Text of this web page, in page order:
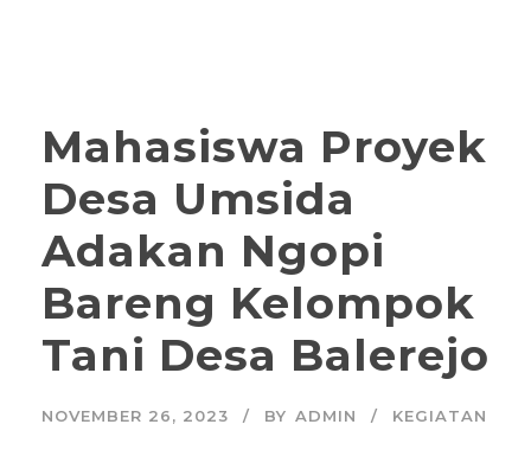
Mahasiswa Proyek
Desa Umsida
Adakan Ngopi
Bareng Kelompok
Tani Desa Balerejo
NOVEMBER 26, 2023 BY ADMIN KEGIATAN